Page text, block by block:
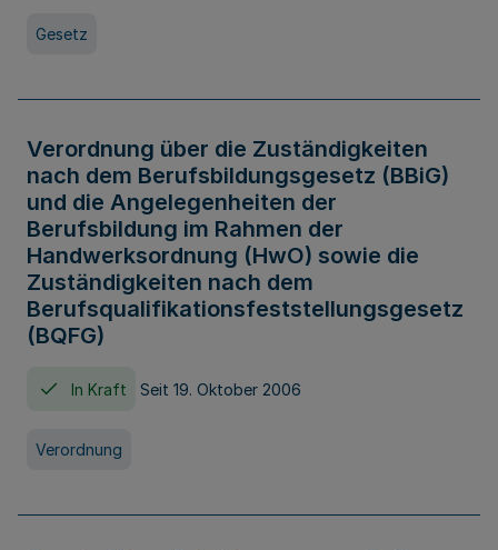
Gesetz
Verordnung über die Zuständigkeiten
nach dem Berufsbildungsgesetz (BBiG)
und die Angelegenheiten der
Berufsbildung im Rahmen der
Handwerksordnung (HwO) sowie die
Zuständigkeiten nach dem
Berufsqualifikationsfeststellungsgesetz
(BQFG)
In Kraft Seit 19. Oktober 2006
Verordnung